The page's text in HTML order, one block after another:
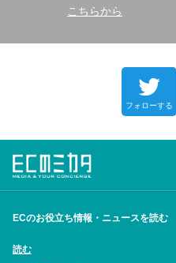
こちらから
フォローする
ECのお役立ち情報・ニュースを読む
読む